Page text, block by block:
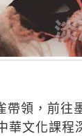
帶領，前往
華文化課程